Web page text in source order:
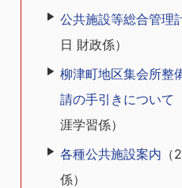
公共施設等総合管理
日 財政係）
柳津町地区集会所
請の手引きについて
涯学習係）
各種公共施設案内 （
係）